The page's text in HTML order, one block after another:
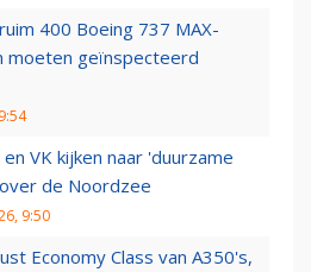
400 Boeing 737 MAX-
moeten geïnspecteerd
VK kijken naar 'duurzame
de Noordzee
9:50
Economy Class van A350's,